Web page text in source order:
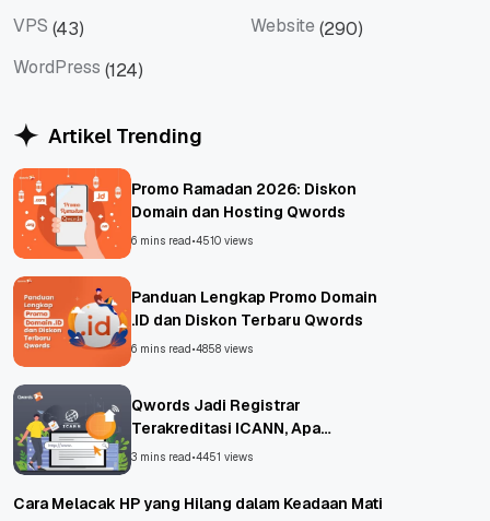
VPS (43) Website (290)
WordPress (124)
Artikel Trending
Promo Ramadan 2026: Diskon
Domain dan Hosting Qwords
6 mins read•4510 views
Panduan Lengkap Promo Domain
.ID dan Diskon Terbaru Qwords
6 mins read•4858 views
Qwords Jadi Registrar
Terakreditasi ICANN, Apa
Untungnya?
3 mins read•4451 views
Cara Melacak HP yang Hilang dalam Keadaan Mati